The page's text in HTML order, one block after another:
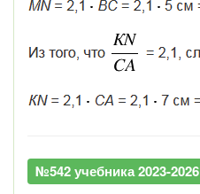
№542 учебника 2023-